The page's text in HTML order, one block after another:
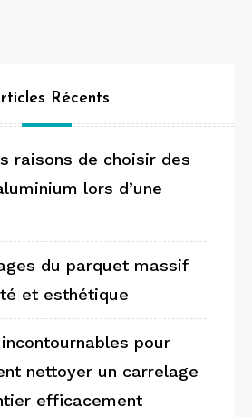
Récents
raisons de choisir des
lors d’une
du parquet massif
et esthétique
pour
nettoyer un carrelage
efficacement